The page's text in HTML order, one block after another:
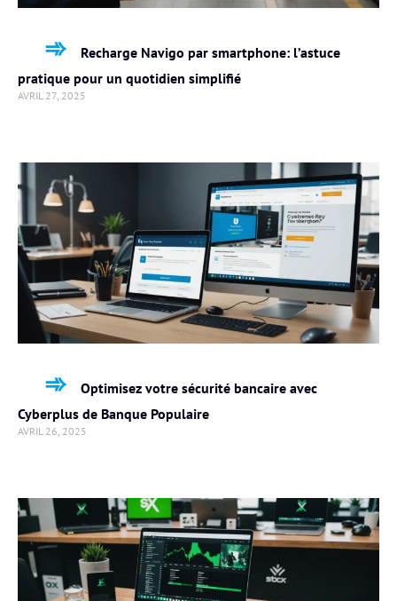
Recharge Navigo par smartphone: l’astuce
pratique pour un quotidien simplifié
AVRIL 27, 2025
Optimisez votre sécurité bancaire avec
Cyberplus de Banque Populaire
AVRIL 26, 2025